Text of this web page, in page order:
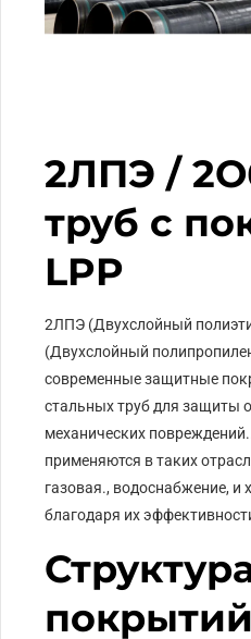
2ЛПЭ /
труб с
LPP
2ЛПЭ (Двухслойный
(Двухслойный
современные защитные
стальных труб для защиты
механических
применяются в таких
газовая., водоснабжение, и
благодаря их